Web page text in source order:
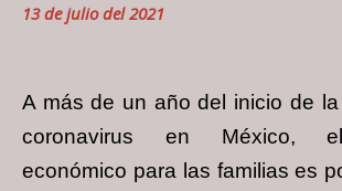
13 de julio del 2021
A más de un año del inicio de
coronavirus en México,
económico para las familias es